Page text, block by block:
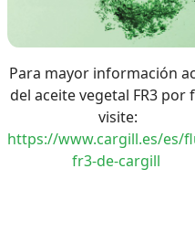
Para mayor información
del aceite vegetal FR3 por
visite:
https://www.cargill.es/es/
fr3-de-cargill